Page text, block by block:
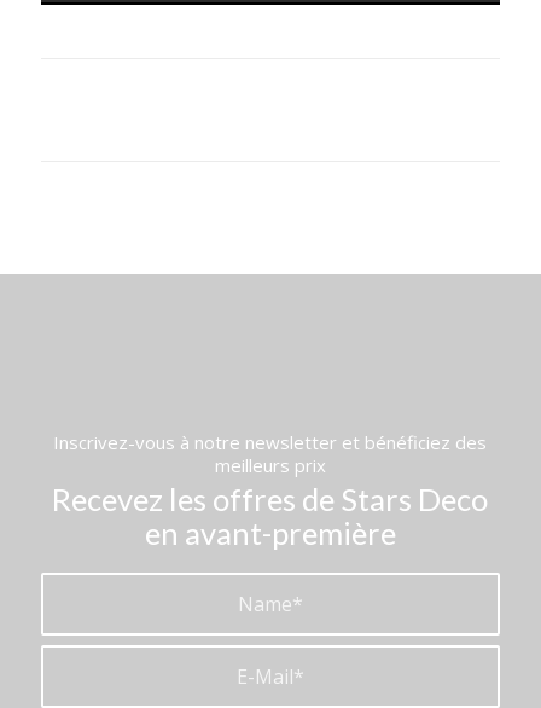
Inscrivez-vous à notre newsletter et bénéficiez des
meilleurs prix
Recevez les offres de Stars Deco
en avant-première